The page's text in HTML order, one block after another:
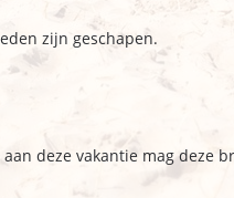
zijn geschapen.
deze vakantie mag deze